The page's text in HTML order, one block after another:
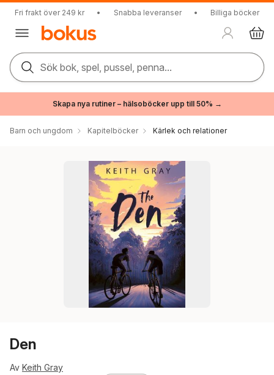
Fri frakt över 249 kr • Snabba leveranser • Billiga böcker
Sök bok, spel, pussel, penna...
Skapa nya rutiner – hälsoböcker upp till 50% →
Barn och ungdom Kapitelböcker Kärlek och relationer
Den
Av Keith Gray